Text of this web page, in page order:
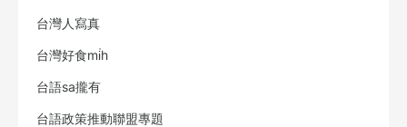
台灣人寫真
台灣好食mi̍h
台語sa攏有
台語政策推動聯盟專題